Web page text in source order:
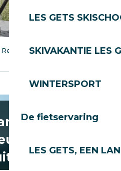
LES GETS
SKIVAKANTIE LES
WINTERSPORT
De fietservaring
LES GETS, EEN
Restaurants
het laatste
Les Gets!